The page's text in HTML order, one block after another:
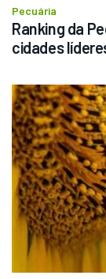
Pecuária
Ranking da
cidades